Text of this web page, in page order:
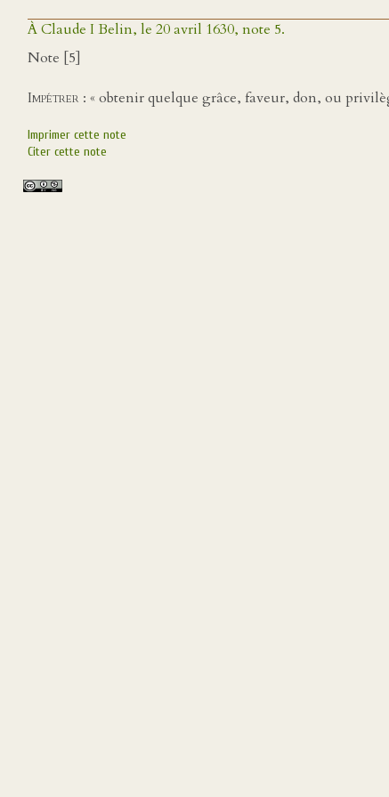
À Claude I Belin, le 20 avril 1630, note 5.
Note [5]
Impétrer : « obtenir quelque grâce, faveur, don, ou
Imprimer cette note
Citer cette note